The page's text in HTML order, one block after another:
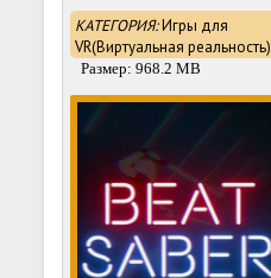
1.1.13, Mod] [Portable]
КАТЕГОРИЯ:Игры для
VR(Виртуальная реальность)
Размер: 968.2 MB